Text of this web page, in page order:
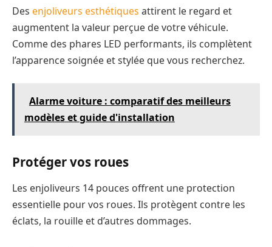
Des enjoliveurs esthétiques attirent le regard et
augmentent la valeur perçue de votre véhicule.
Comme des phares LED performants, ils complètent
l’apparence soignée et stylée que vous recherchez.
Alarme voiture : comparatif des meilleurs
modèles et guide d'installation
Protéger vos roues
Les enjoliveurs 14 pouces offrent une protection
essentielle pour vos roues. Ils protègent contre les
éclats, la rouille et d’autres dommages.